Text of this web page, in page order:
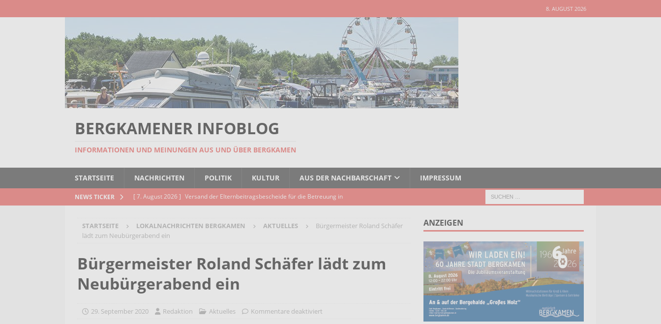
8. AUGUST 2026
BERGKAMENER INFOBLOG
INFORMATIONEN UND MEINUNGEN AUS UND ÜBER BERGKAMEN
STARTSEITE NACHRICHTEN POLITIK KULTUR AUS DER NACHBARSCHAFT IMPRESSUM
NEWS TICKER [ 7. August 2026 ] Versand der Elternbeitragsbescheide für die Betreuung in
[ 7. August 2026 ] Selbsthilfegruppe lädt zum gemeinsamen Singen ein!
AKTUELLES
Bergehalde „Großes Holz“
AKTUELLES
[ 6. August 2026 ] Pflege- und Wohnberatung im Gemeindebüro an der Christuskirche in Rünthe
[ 7. August 2026 ] Sommerakademie – Kunst vor Ort 2026: Letzte Plätze bei Stein- oder
STARTSEITE LOKALNACHRICHTEN BERGKAMEN AKTUELLES
Bürgermeister Roland Schäfer
lädt zum Neubürgerabend ein
Bürgermeister Roland Schäfer lädt zum
Neubürgerabend ein
29. September 2020 Redaktion Aktuelles Kommentare deaktiviert
ANZEIGEN